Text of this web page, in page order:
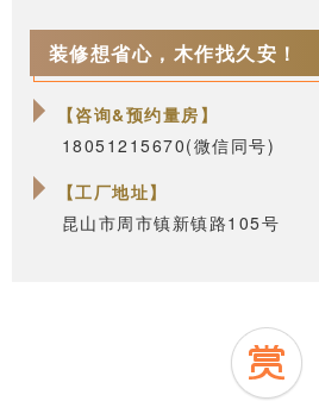
装修想省心，木作找久安！
【咨询&预约量房】
18051215670(微信同号)
【工厂地址】
昆山市周市镇新镇路105号